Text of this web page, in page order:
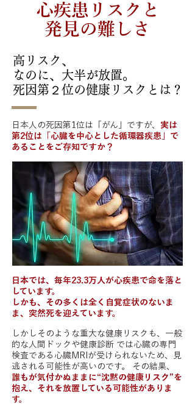
心疾患リスクと
​発見の難しさ
高リスク、
なのに、大半が放置。
死因第２位の健康リスクとは？
日本人の死因第1位は「がん」ですが、 実は
第2位は「心臓を中心とした循環器疾患」で
あることをご存知ですか？
日本では、毎年23.3万人が心疾患で命を落と
しています。
しかも、その多くは全く自覚症状のないま
ま、突然死を迎えています。
しかしそのような重大な健康リスクも、一般
的な人間ドックや健康診断 では心臓の専門
検査である心臓MRIが受けられないため、見
逃される可能性が高いのです。 その結果、
誰もが気付かぬままに“沈黙の健康リスク”を
抱え、それを放置している可能性がありま
す。